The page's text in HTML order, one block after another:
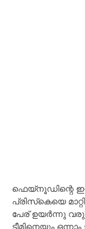
ഫെയ്‌നൂഡിന്റെ
പ്രിസ്‌കെയെ
പേര് ഉയർന്നു
ടീമിനെയും ഒന്നാം